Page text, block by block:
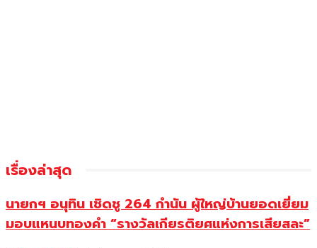
เรื่องล่าสุด
นายกฯ อนุทิน เชิดชู 264 กำนัน ผู้ใหญ่บ้านยอดเยี่ยม
มอบแหนบทองคำ “รางวัลเกียรติยศแห่งการเสียสละ”